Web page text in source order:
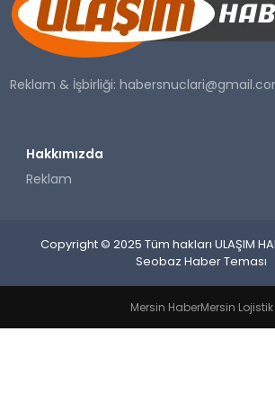
SAĞLIK
YAŞAM
Reklam & İşbirliği:
Hakkımızda
Reklam
Copyright © 2025 Tüm hakları ULAŞIM
Seobaz Haber Teması
Mersin HaberMersin Lojistik